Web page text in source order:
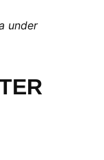
under